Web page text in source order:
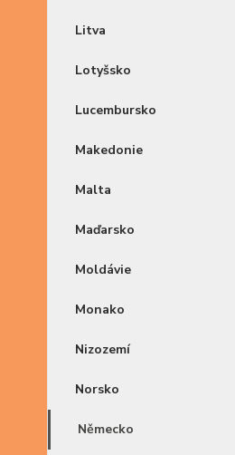
Litva
Lotyšsko
Lucembursko
Makedonie
Malta
Maďarsko
Moldávie
Monako
Nizozemí
Norsko
Německo